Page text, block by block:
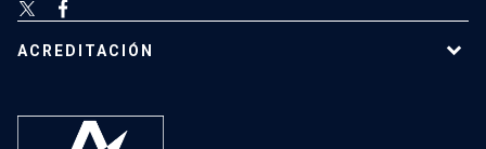
ACREDITACIÓN